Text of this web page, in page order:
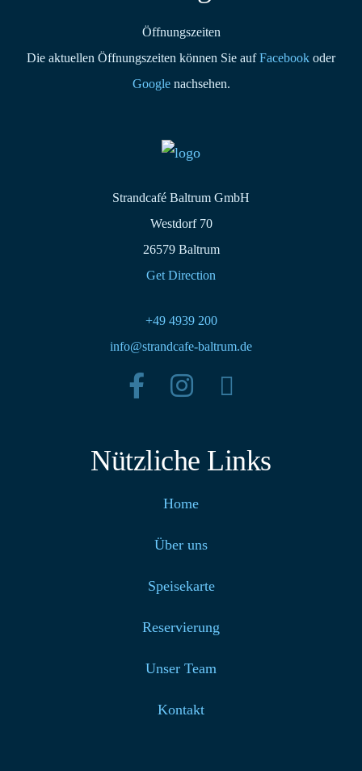
Öffnungszeiten
Die aktuellen Öffnungszeiten können Sie aufFacebook oder
Googlenachsehen.
Strandcafé Baltrum GmbH
Westdorf 70
26579 Baltrum
Get Direction
+49 4939 200
info@strandcafe-baltrum.de
Nützliche Links
Home
Über uns
Speisekarte
Reservierung
Unser Team
Kontakt